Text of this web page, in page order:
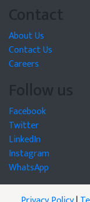
Contact
About Us
Contact Us
Careers
Follow us
Facebook
Twitter
LinkedIn
Instagram
WhatsApp